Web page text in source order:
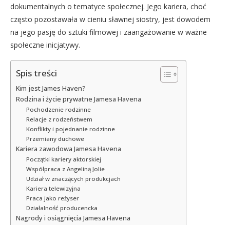
dokumentalnych o tematyce społecznej. Jego kariera, choć
często pozostawała w cieniu sławnej siostry, jest dowodem
na jego pasję do sztuki filmowej i zaangażowanie w ważne
społeczne inicjatywy.
Spis treści
Kim jest James Haven?
Rodzina i życie prywatne Jamesa Havena
Pochodzenie rodzinne
Relacje z rodzeństwem
Konflikty i pojednanie rodzinne
Przemiany duchowe
Kariera zawodowa Jamesa Havena
Początki kariery aktorskiej
Współpraca z Angeliną Jolie
Udział w znaczących produkcjach
Kariera telewizyjna
Praca jako reżyser
Działalność producencka
Nagrody i osiągnięcia Jamesa Havena